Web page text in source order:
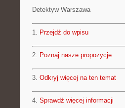
Detektyw Warszawa
1. Przejdź do wpisu
2. Poznaj nasze propozycje
3. Odkryj więcej na ten temat
4. Sprawdź więcej informacji